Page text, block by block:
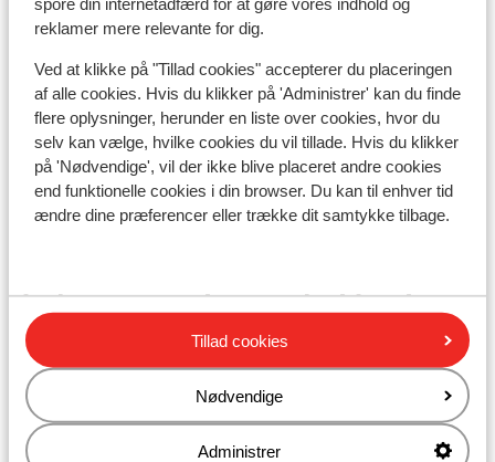
spore din internetadfærd for at gøre vores indhold og
reklamer mere relevante for dig.
Ved at klikke på "Tillad cookies" accepterer du placeringen
af alle cookies. Hvis du klikker på 'Administrer' kan du finde
flere oplysninger, herunder en liste over cookies, hvor du
selv kan vælge, hvilke cookies du vil tillade. Hvis du klikker
på 'Nødvendige', vil der ikke blive placeret andre cookies
end funktionelle cookies i din browser. Du kan til enhver tid
ændre dine præferencer eller trække dit samtykke tilbage.
Tillad cookies
Nødvendige
Administrer
Liftkort/skileje/undervisning
Liftkort
Undervisning
Skileje
Andre overnatningssteder i Avoriaz
SOWELL COLLECTION Hôtel des Dromonts &
Spa
Résidence PV Premium Amara